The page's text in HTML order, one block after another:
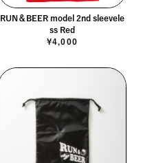
RUN＆BEER model 2nd sleevele
ss Red
¥4,000